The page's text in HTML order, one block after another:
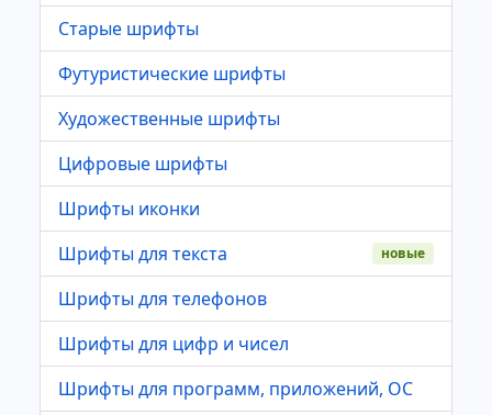
Старые шрифты
Футуристические шрифты
Художественные шрифты
Цифровые шрифты
Шрифты иконки
Шрифты для текста
новые
Шрифты для телефонов
Шрифты для цифр и чисел
Шрифты для программ, приложений, ОС